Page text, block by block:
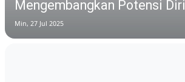
Mengembangkan Potensi Diri
Min, 27 Jul 2025